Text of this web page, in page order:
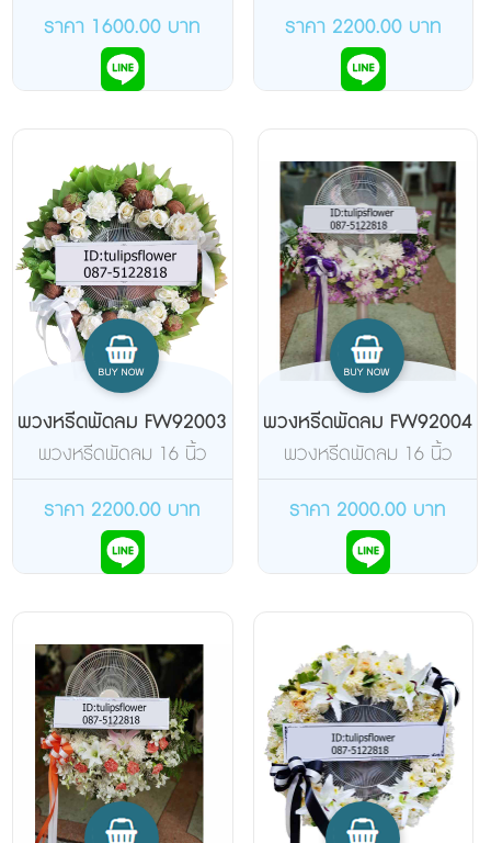
ดอกไม้สดด้านเดียว
ราคา 1600.00 บาท
ดอกไม้สดเต็มวง
ราคา 2200.00 บาท
พวงหรีดพัดลม FW92003
พวงหรีดพัดลม 16 นิ้ว
แบบตั้งโต๊ะ ยี่ห้อฮาตาริ จัด
ดอกไม้สดเต็มวง
ราคา 2200.00 บาท
พวงหรีดพัดลม FW92004
พวงหรีดพัดลม 16 นิ้ว
แบบตั้งพื้น ยี่ห้อฮาตาริ จัด
ดอกไม้สดด้านเดียว
ราคา 2000.00 บาท